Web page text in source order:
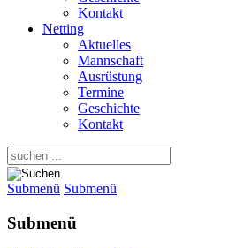
Kontakt
Netting
Aktuelles
Mannschaft
Ausrüstung
Termine
Geschichte
Kontakt
Submenü Submenü
Submenü